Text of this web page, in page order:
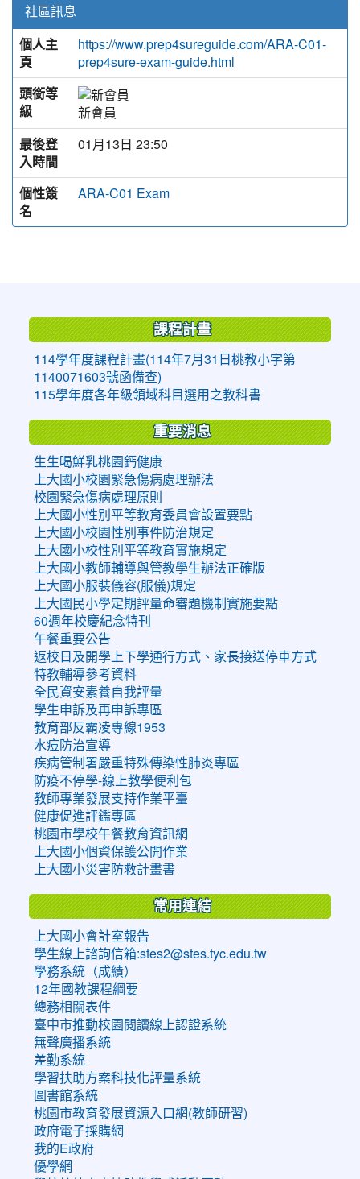
社區訊息
個人主
頁
https://www.prep4sureguide.com/ARA-C01-
prep4sure-exam-guide.html
頭銜等
級
新會員
最後登
入時間
01月13日 23:50
個性簽
名
ARA-C01 Exam
課程計畫
114學年度課程計畫(114年7月31日桃教小字第
1140071603號函備查)
115學年度各年級領域科目選用之教科書
重要消息
生生喝鮮乳桃園鈣健康
上大國小校園緊急傷病處理辦法
校園緊急傷病處理原則
上大國小性別平等教育委員會設置要點
上大國小校園性別事件防治規定
上大國小校性別平等教育實施規定
上大國小教師輔導與管教學生辦法正確版
上大國小服裝儀容(服儀)規定
上大國民小學定期評量命審題機制實施要點
60週年校慶紀念特刊
午餐重要公告
返校日及開學上下學通行方式、家長接送停車方式
特教輔導參考資料
全民資安素養自我評量
學生申訴及再申訴專區
教育部反霸凌專線1953
水痘防治宣導
疾病管制署嚴重特殊傳染性肺炎專區
防疫不停學-線上教學便利包
教師專業發展支持作業平臺
健康促進評鑑專區
桃園市學校午餐教育資訊網
上大國小個資保護公開作業
上大國小災害防救計畫書
常用連結
上大國小會計室報告
學生線上諮詢信箱:stes2@stes.tyc.edu.tw
學務系統（成績）
12年國教課程綱要
總務相關表件
臺中市推動校園閱讀線上認證系統
無聲廣播系統
差勤系統
學習扶助方案科技化評量系統
圖書館系統
桃園市教育發展資源入口網(教師研習)
政府電子採購網
我的E政府
優學網